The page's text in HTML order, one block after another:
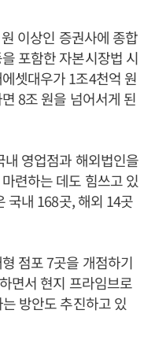
이상인 증권사에 종합
포함한 자본시장법 시
셋대우가 1조4천억 원
8조 원을 넘어서게 된
영업점과 해외법인을
련하는 데도 힘쓰고 있
국내 168곳, 해외 14곳
점포 7곳을 개점하기
면서 현지 프라임브로
방안도 추진하고 있